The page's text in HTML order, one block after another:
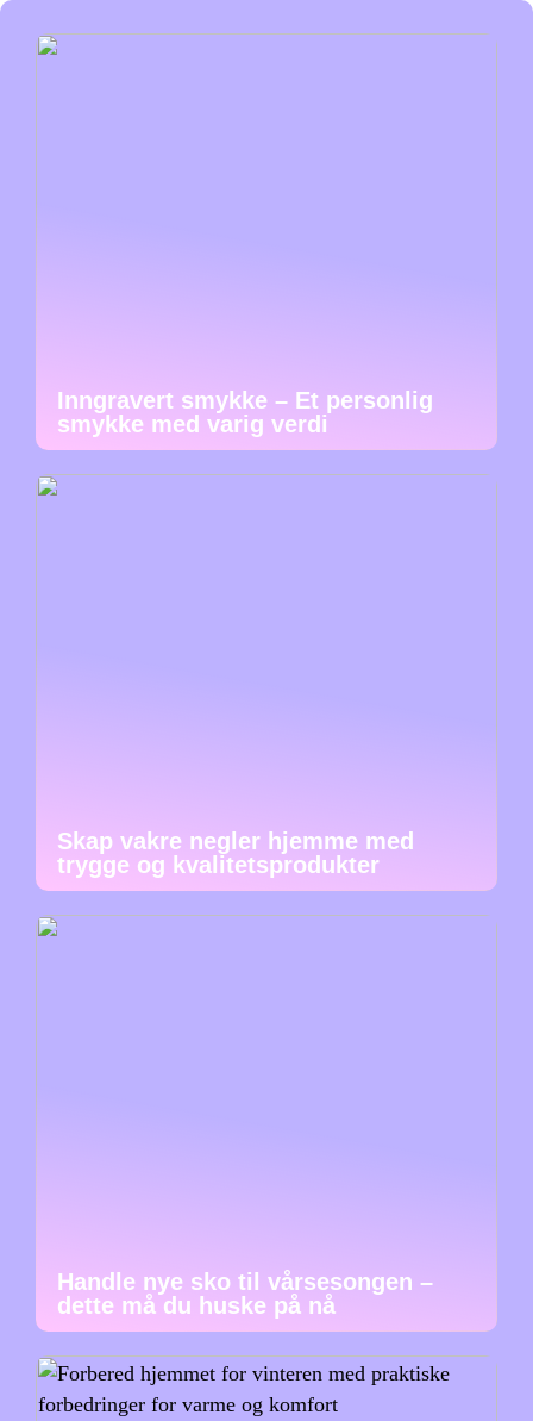
Inngravert smykke – Et personlig
smykke med varig verdi
Skap vakre negler hjemme med
trygge og kvalitetsprodukter
Handle nye sko til vårsesongen –
dette må du huske på nå